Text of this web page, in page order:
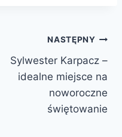
NASTĘPNY
Sylwester Karpacz –
idealne miejsce na
noworoczne
świętowanie